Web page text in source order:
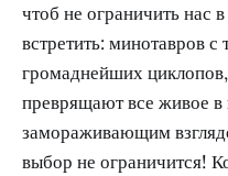
чтоб не ограничить
встретить: минотавров
громаднейших
преврящают все живое
замораживающим
выбор не ограничится!